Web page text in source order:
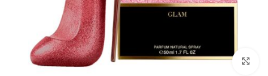
להגדלת התמונה